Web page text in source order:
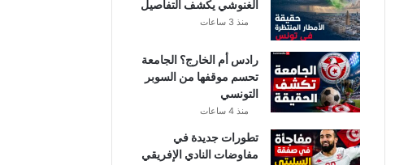
الغنوشي يكشف التفاصيل
منذ 3 ساعات
رادس أم الخارج؟ الجامعة
تحسم موقفها من السوبر
التونسي
منذ 4 ساعات
تطورات جديدة في
مفاوضات النادي الإفريقي